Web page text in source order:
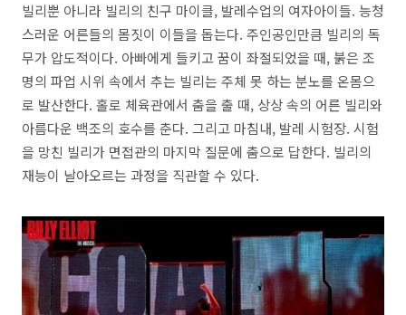
빌리뿐 아니라 빌리의 친구 마이클, 발레수업의 여자아이들. 능청
스러운 어른들의 몸짓이 이들을 돕는다. 주인공인만큼 빌리의 독
무가 압도적이다. 아빠에게 들키고 꿈이 좌절되었을 때, 붉은 조
명의 파업 시위 속에서 추는 빌리는 주체 못 하는 분노를 온몸으
로 발산한다. 홀로 체육관에서 춤을 출 때, 상상 속의 어른 빌리와
아름다운 백조의 호수를 춘다. 그리고 마침내, 발레 시험장. 시험
을 망친 빌리가 면접관의 마지막 질문에 춤으로 답한다. 빌리의
재능이 날아오르는 과정을 직관할 수 있다.